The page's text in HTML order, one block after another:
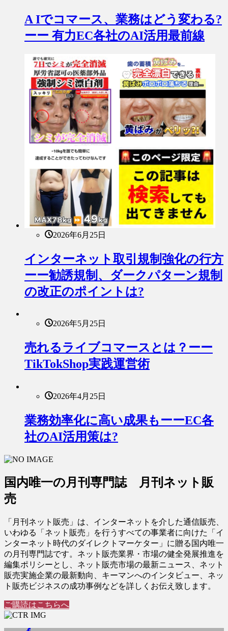
A Iでコマース、業務はどう変わる?
ーー 有力EC各社のAI活用最前線
2026年6月25日
インターネット取引規制強化の行方
ーー勧誘規制、ダークパターン規制
の改正のポイントは?
2026年5月25日
売れるライブコマースとは？ーー
TikTokShop実践運営術
2026年4月25日
業務効率化に高い成果もーーEC各
社のAI活用策は?
国内唯一の月刊専門誌 月刊ネット販
売
「月刊ネット販売」は、インターネットを介した通信販売、
いわゆる「ネット販売」を行うすべての事業者に向けた「イ
ンターネット時代のダイレクトマーケター」に贈る国内唯一
の月刊専門誌です。ネット販売業界・市場の健全発展推進を
編集ポリシーとし、ネット販売市場の最新ニュース、ネット
販売実施企業の最新動向、キーマンへのインタビュー、ネッ
ト販売ビジネスの成功事例などを詳しくお伝え致します。
ご購読はこちらへ